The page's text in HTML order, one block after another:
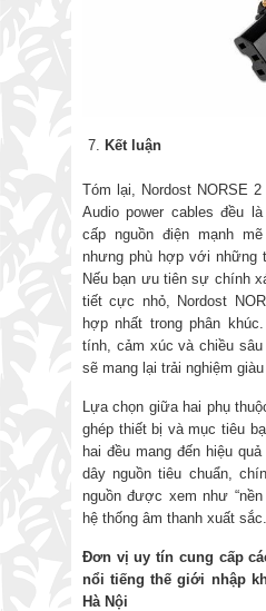
Kết luận
Tóm lại, Nordost NORSE
Audio power cables đều
cấp nguồn điện mạnh
nhưng phù hợp với những
Nếu bạn ưu tiên sự chính
tiết cực nhỏ, Nordost
hợp nhất trong phân
tính, cảm xúc và chiều sâu
sẽ mang lại trải nghiệm
Lựa chọn giữa hai phụ
ghép thiết bị và mục tiêu
hai đều mang đến hiệu
dây nguồn tiêu chuẩn,
nguồn được xem như
hệ thống âm thanh xuất sắc.
Đơn vị uy tín cung cấp
nổi tiếng thế giới nhập
Hà Nội